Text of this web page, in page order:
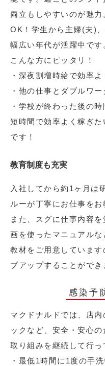
両立もしやすいのが魅
OK！学生から主婦(夫)
幅広い年代が活躍中です
こんな方にピッタリ！
・深夜割増時給で効率
・他の仕事とダブルワー
・学校が終わった後の
短時間で効率よく稼ぎ
です！
教育制度も充実
入社してから約1ヶ月は
ルーが丁寧にお仕事をお
また、スグに仕事内容
画を使ったマニュアル
教材をご用意していま
プアップすることができ
感染予
マクドナルドでは、店
ックなど、安全・安心
取り組みを継続して行っ
・最低1時間に1度の手